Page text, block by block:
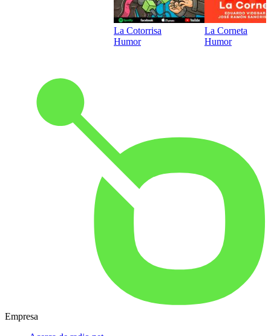
La Cotorrisa
Humor
La Corneta
Humor
Empresa